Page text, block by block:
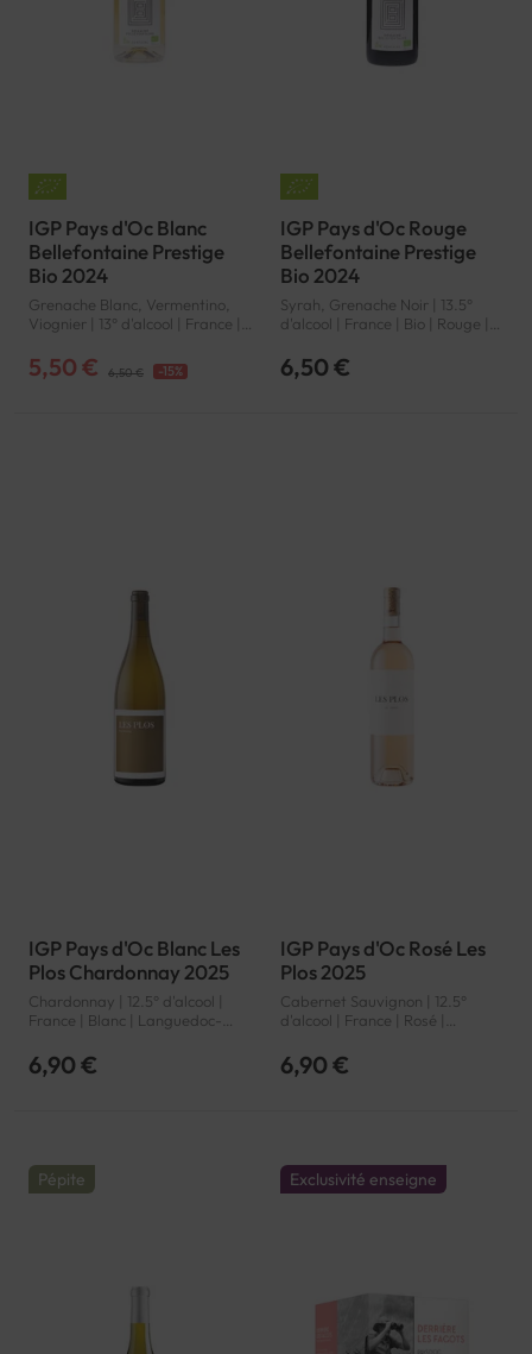
IGP Pays d'Oc Blanc
Bellefontaine Prestige
Bio 2024
Grenache Blanc, Vermentino,
Viognier | 13° d'alcool | France |
Roussillon | Pays d'Oc | IGP
5,50 € 6,50 € -15%
IGP Pays d'Oc Rouge
Bellefontaine Prestige
Bio 2024
Syrah, Grenache Noir | 13.5°
d'alcool | France | Bio | Rouge |
d'Oc | IGP
6,50 €
IGP Pays d'Oc Blanc Les
Plos Chardonnay 2025
Chardonnay | 12.5° d'alcool |
France | Blanc | Languedoc-
6,90 €
IGP Pays d'Oc Rosé Les
Plos 2025
Cabernet Sauvignon | 12.5°
d'alcool | France | Rosé |
d'Oc | IGP
6,90 €
Pépite Exclusivité enseigne